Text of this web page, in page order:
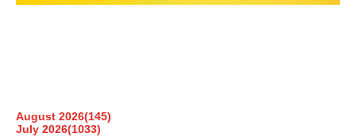
August 2026(145)
July 2026(1033)